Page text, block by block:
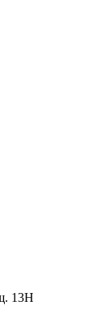
13Н